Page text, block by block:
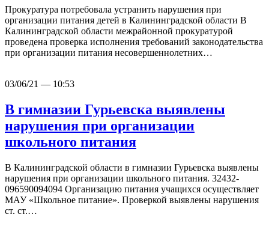
Прокуратура потребовала устранить нарушения при
организации питания детей в Калининградской области В
Калининградской области межрайонной прокуратурой
проведена проверка исполнения требований законодательства
при организации питания несовершеннолетних…
03/06/21 — 10:53
В гимназии Гурьевска выявлены
нарушения при организации
школьного питания
В Калининградской области в гимназии Гурьевска выявлены
нарушения при организации школьного питания. 32432-
096590094094 Организацию питания учащихся осуществляет
МАУ «Школьное питание». Проверкой выявлены нарушения
ст. ст.…